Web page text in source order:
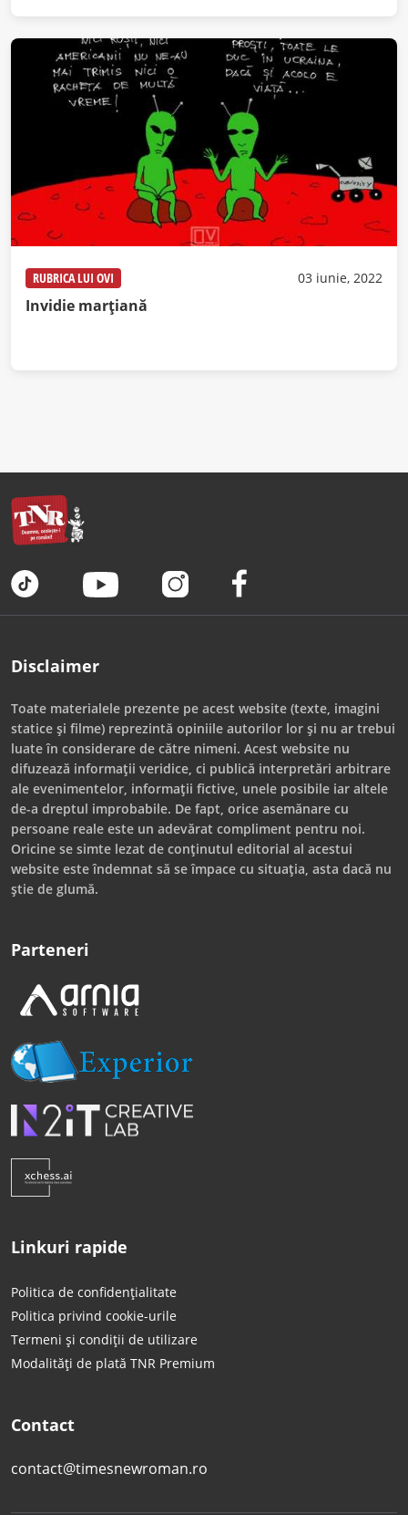
RUBRICA LUI OVI 03 iunie, 2022
Invidie marțiană
Disclaimer
Toate materialele prezente pe acest website (texte, imagini
statice și filme) reprezintă opiniile autorilor lor și nu ar trebui
luate în considerare de către nimeni. Acest website nu
difuzează informații veridice, ci publică interpretări arbitrare
ale evenimentelor, informații fictive, unele posibile iar altele
de-a dreptul improbabile. De fapt, orice asemănare cu
persoane reale este un adevărat compliment pentru noi.
Oricine se simte lezat de conținutul editorial al acestui
website este îndemnat să se împace cu situația, asta dacă nu
știe de glumă.
Parteneri
Linkuri rapide
Politica de confidențialitate
Politica privind cookie-urile
Termeni și condiții de utilizare
Modalități de plată TNR Premium
Contact
contact@timesnewroman.ro